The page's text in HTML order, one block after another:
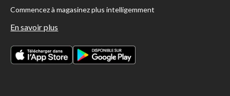
Commencez à magasinez plus intelligemment
En savoir plus